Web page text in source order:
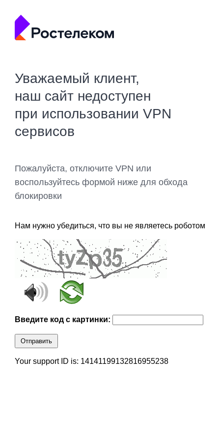
Уважаемый клиент,
наш сайт недоступен
при использовании VPN
сервисов
Пожалуйста, отключите VPN или
воспользуйтесь формой ниже для обхода
блокировки
Нам нужно убедиться, что вы не являетесь роботом
Введите код с картинки:
Отправить
Your support ID is: 14141199132816955238